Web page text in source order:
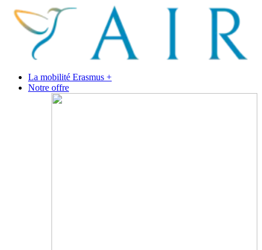
La mobilité Erasmus +
Notre offre